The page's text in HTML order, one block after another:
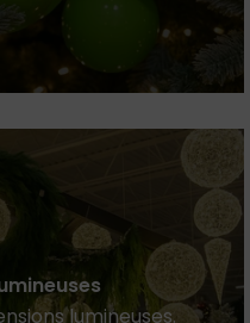
lumineuses.